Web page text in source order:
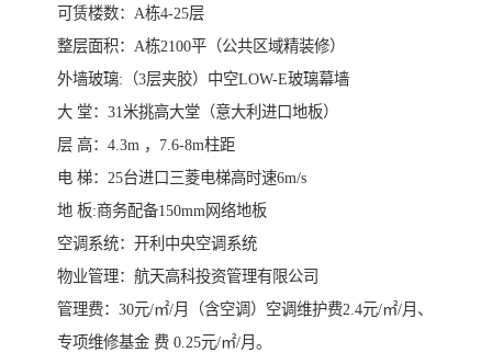
可赁楼数：A栋4-25层
整层面积：A栋2100平（公共区域精装修）
外墙玻璃:（3层夹胶）中空LOW-E玻璃幕墙
大 堂：31米挑高大堂（意大利进口地板）
层 高：4.3m ，7.6-8m柱距
电 梯：25台进口三菱电梯高时速6m/s
地 板:商务配备150mm网络地板
空调系统：开利中央空调系统
物业管理：航天高科投资管理有限公司
管理费：30元/㎡/月（含空调）空调维护费2.4元/㎡/月、
专项维修基金 费 0.25元/㎡/月。